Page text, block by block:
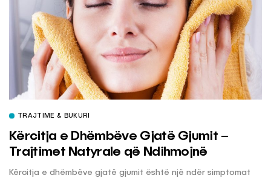
TRAJTIME & BUKURI
Kërcitja e Dhëmbëve Gjatë Gjumit –
Trajtimet Natyrale që Ndihmojnë
Kërcitja e dhëmbëve gjatë gjumit është një ndër simptomat